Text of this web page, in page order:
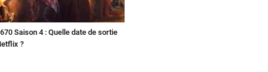
Saison 4 : Quelle date de sortie
?